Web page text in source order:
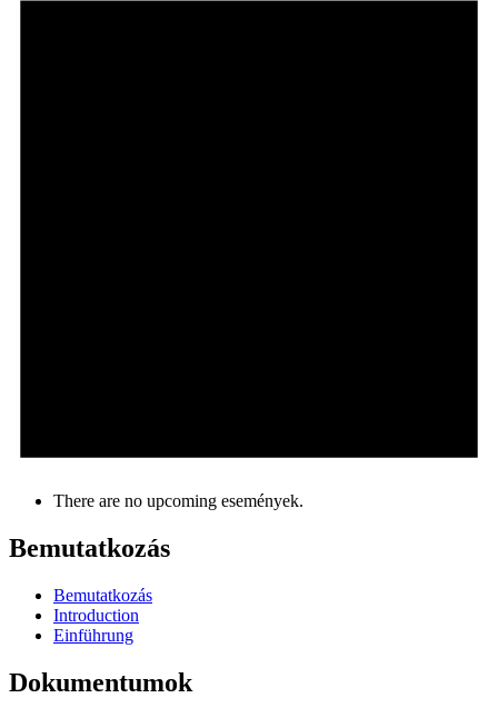
There are no upcoming események.
Bemutatkozás
Bemutatkozás
Introduction
Einführung
Dokumentumok